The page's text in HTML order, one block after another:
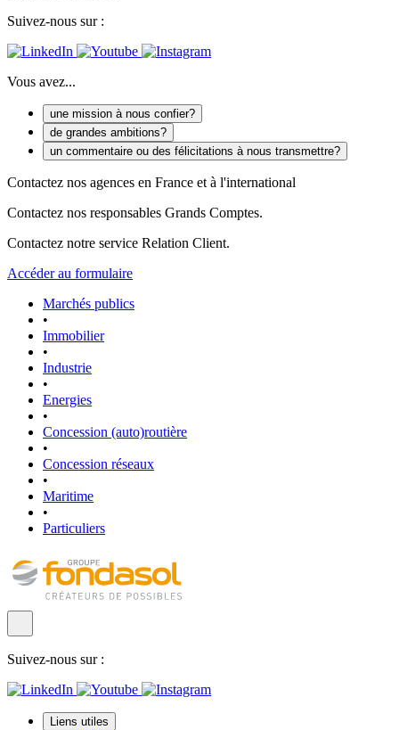
Suivez-nous sur :
Vous avez...
une mission à nous confier?
de grandes ambitions?
un commentaire ou des félicitations à nous transmettre?
Contactez nos agences en France et à l'international
Contactez nos responsables Grands Comptes.
Contactez notre service Relation Client.
Accéder au formulaire
Marchés publics
•
Immobilier
•
Industrie
•
Energies
•
Concession (auto)routière
•
Concession réseaux
•
Maritime
•
Particuliers
Suivez-nous sur :
Liens utiles